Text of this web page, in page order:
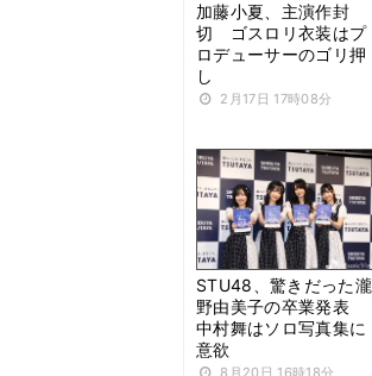
加藤小夏、主演作封
切 ゴスロリ衣装はプ
ロデューサーのゴリ押
し
2月17日 17時08分
STU48、驚きだった瀧
野由美子の卒業発表
中村舞はソロ写真集に
意欲
8月20日 16時18分